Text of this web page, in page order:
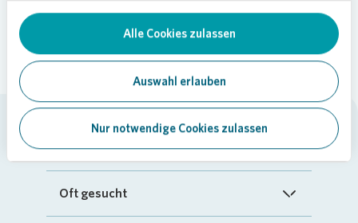
Alle Cookies zulassen
Auswahl erlauben
Nur notwendige Cookies zulassen
Vonovia SE
Startseite
Oft gesucht